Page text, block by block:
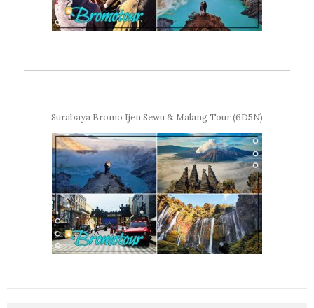
Surabaya Bromo Ijen Sewu & Malang Tour (6D5N)